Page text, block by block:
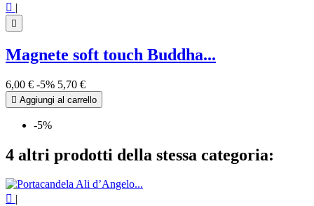
 |

Magnete soft touch Buddha...
6,00 € -5% 5,70 €
 Aggiungi al carrello
-5%
4 altri prodotti della stessa categoria:
 |